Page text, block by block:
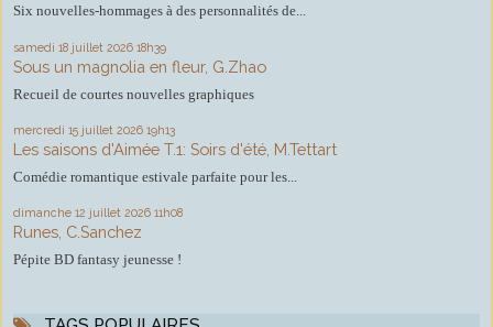
Six nouvelles-hommages à des personnalités de...
samedi 18 juillet 2026 18h39
Sous un magnolia en fleur, G.Zhao
Recueil de courtes nouvelles graphiques
mercredi 15 juillet 2026 19h13
Les saisons d'Aimée T.1: Soirs d'été, M.Tettart
Comédie romantique estivale parfaite pour les...
dimanche 12 juillet 2026 11h08
Runes, C.Sanchez
Pépite BD fantasy jeunesse !